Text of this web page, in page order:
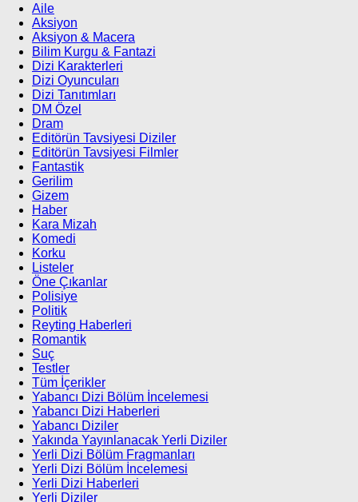
Aile
Aksiyon
Aksiyon & Macera
Bilim Kurgu & Fantazi
Dizi Karakterleri
Dizi Oyuncuları
Dizi Tanıtımları
DM Özel
Dram
Editörün Tavsiyesi Diziler
Editörün Tavsiyesi Filmler
Fantastik
Gerilim
Gizem
Haber
Kara Mizah
Komedi
Korku
Listeler
Öne Çıkanlar
Polisiye
Politik
Reyting Haberleri
Romantik
Suç
Testler
Tüm İçerikler
Yabancı Dizi Bölüm İncelemesi
Yabancı Dizi Haberleri
Yabancı Diziler
Yakında Yayınlanacak Yerli Diziler
Yerli Dizi Bölüm Fragmanları
Yerli Dizi Bölüm İncelemesi
Yerli Dizi Haberleri
Yerli Diziler